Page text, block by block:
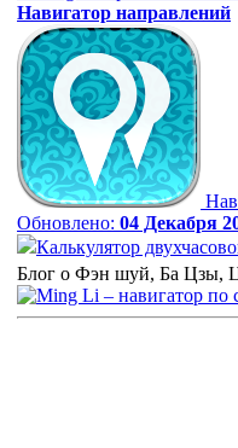
Навигатор направлений
Обновлено: 04 Декабря
Калькулятор
Блог о Фэн шуй, Ба Цзы,